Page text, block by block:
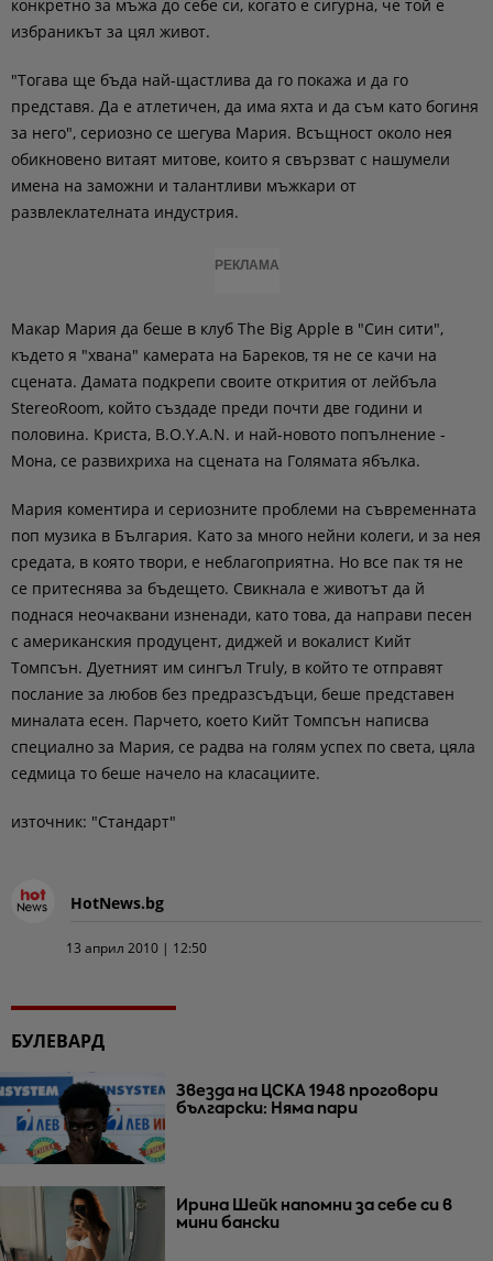
конкретно за мъжа до себе си, когато е сигурна, че той е
избраникът за цял живот.
"Тогава ще бъда най-щастлива да го покажа и да го
представя. Да е атлетичен, да има яхта и да съм като богиня
за него", сериозно се шегува Мария. Всъщност около нея
обикновено витаят митове, които я свързват с нашумели
имена на заможни и талантливи мъжкари от
развлеклателната индустрия.
РЕКЛАМА
Макар Мария да беше в клуб The Big Apple в "Син сити",
където я "хвана" камерата на Бареков, тя не се качи на
сцената. Дамата подкрепи своите открития от лейбъла
StereoRoom, който създаде преди почти две години и
половина. Криста, B.O.Y.A.N. и най-новото попълнение -
Мона, се развихриха на сцената на Голямата ябълка.
Мария коментира и сериозните проблеми на съвременната
поп музика в България. Като за много нейни колеги, и за нея
средата, в която твори, е неблагоприятна. Но все пак тя не
се притеснява за бъдещето. Свикнала е животът да й
поднася неочаквани изненади, като това, да направи песен
с американския продуцент, диджей и вокалист Кийт
Томпсън. Дуетният им сингъл Truly, в който те отправят
послание за любов без предразсъдъци, беше представен
миналата есен. Парчето, което Кийт Томпсън написва
специално за Мария, се радва на голям успех по света, цяла
седмица то беше начело на класациите.
източник: "Стандарт"
HotNews.bg
13 април 2010 | 12:50
БУЛЕВАРД
Звезда на ЦСКА 1948 проговори
български: Няма пари
Ирина Шейк напомни за себе си в
мини бански